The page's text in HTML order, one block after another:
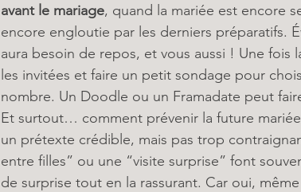
avant le mariage, quand la mariée est encore
encore engloutie par les derniers préparatifs.
aura besoin de repos, et vous aussi ! Une
les invitées et faire un petit sondage pour
nombre. Un Doodle ou un Framadate peut
Et surtout… comment prévenir la future mariée
un prétexte crédible, mais pas trop
entre filles” ou une “visite surprise” font
de surprise tout en la rassurant. Car oui,